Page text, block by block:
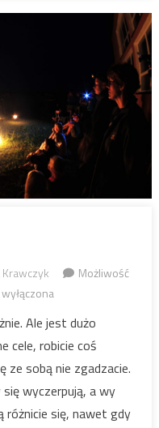
Możliwość
Ale jest dużo
cele, robicie coś
ze sobą nie zgadzacie.
się wyczerpują, a wy
różnicie się, nawet gdy